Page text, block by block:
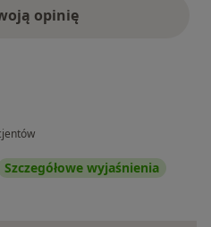
opinię
Szczegółowe wyjaśnienia